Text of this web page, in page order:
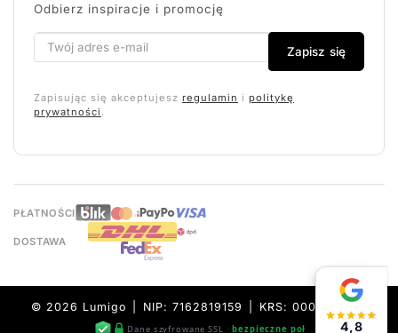
Odbierz inspiracje i promocję
Zapisz się
Zapisując się akceptujesz regulamin i politykę
prywatności .
PŁATNOŚCI
DOSTAWA
© 2026 Lumigo | NIP: 7162819159 | KRS: 0000632157
Dane szyfrowane SSL · bezpieczne połączenie4,8